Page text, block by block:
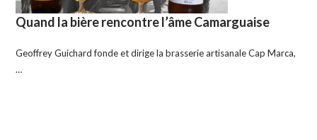
Quand la bière rencontre l’âme Camarguaise
Geoffrey Guichard fonde et dirige la brasserie artisanale Cap Marca,
…